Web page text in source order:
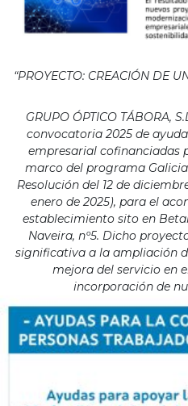
“PROYECTO: CREACIÓN DE
GRUPO ÓPTICO TÁBORA,
convocatoria 2025 de
empresarial cofinanciadas
marco del programa Galicia
Resolución del 12 de
enero de 2025), para el
establecimiento sito en
Naveira, nº5. Dicho
significativa a la ampliación
mejora del servicio en
incorporación de